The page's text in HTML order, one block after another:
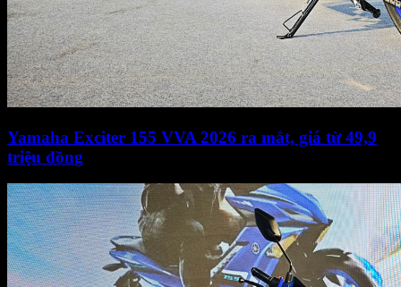
Yamaha Exciter 155 VVA 2026 ra mắt, giá từ 49,9
triệu đồng